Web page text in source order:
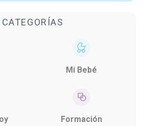
CATEGORÍAS
Mi Bebé
Formación